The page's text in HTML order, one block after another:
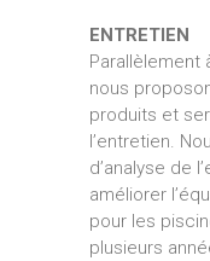
ENTRETIEN
Parallèlement
nous
produits et
l’entretien.
d’analyse de
améliorer
pour les
plusieurs